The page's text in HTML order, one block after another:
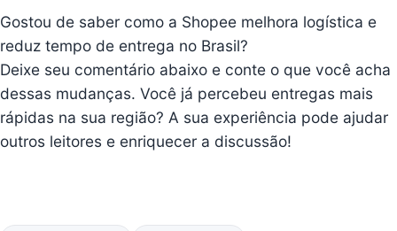
Gostou de saber como a Shopee melhora logística e
reduz tempo de entrega no Brasil?
Deixe seu comentário abaixo e conte o que você acha
dessas mudanças. Você já percebeu entregas mais
rápidas na sua região? A sua experiência pode ajudar
outros leitores e enriquecer a discussão!